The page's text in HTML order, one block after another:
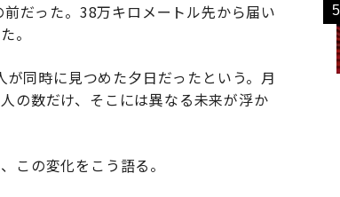
だった。38万キロメートル先から届い
。
同時に見つめた夕日だったという。月
の数だけ、そこには異なる未来が浮か
この変化をこう語る。